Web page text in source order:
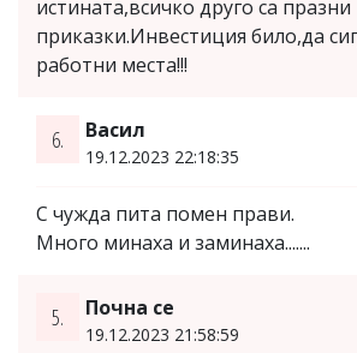
истината,всичко друго са празни
приказки.Инвестиция било,да
работни места!!!
6. Васил
19.12.2023 22:18:35
С чужда пита помен прави.
Много минаха и заминаха.......
5. Почна се
19.12.2023 21:58:59